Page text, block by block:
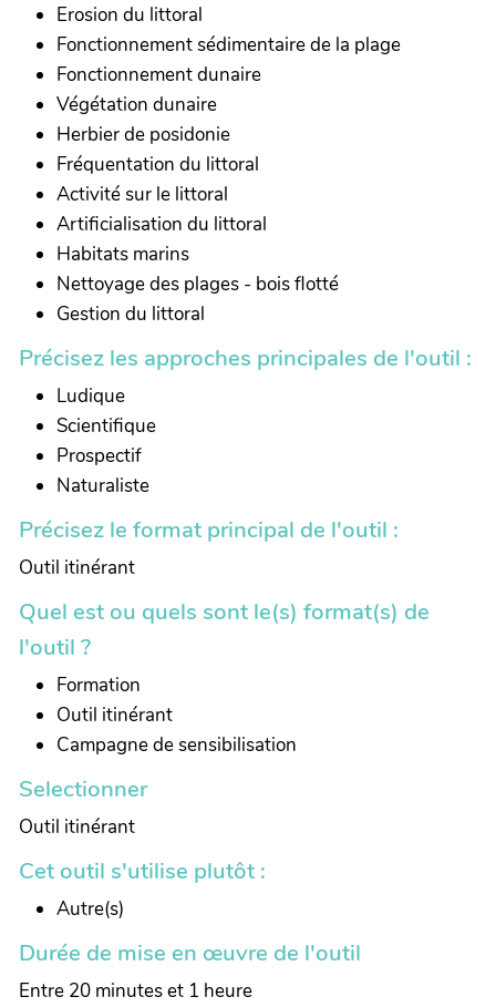
Erosion du littoral
Fonctionnement sédimentaire de la plage
Fonctionnement dunaire
Végétation dunaire
Herbier de posidonie
Fréquentation du littoral
Activité sur le littoral
Artificialisation du littoral
Habitats marins
Nettoyage des plages - bois flotté
Gestion du littoral
Précisez les approches principales de l'outil :
Ludique
Scientifique
Prospectif
Naturaliste
Précisez le format principal de l'outil :
Outil itinérant
Quel est ou quels sont le(s) format(s) de
l'outil ?
Formation
Outil itinérant
Campagne de sensibilisation
Selectionner
Outil itinérant
Cet outil s'utilise plutôt :
Autre(s)
Durée de mise en œuvre de l'outil
Entre 20 minutes et 1 heure